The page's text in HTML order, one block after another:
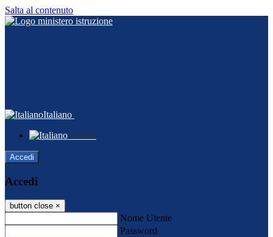
Salta al contenuto
Italiano
Italiano
Accedi
Accedi
button close ×
Nome Utente
Password